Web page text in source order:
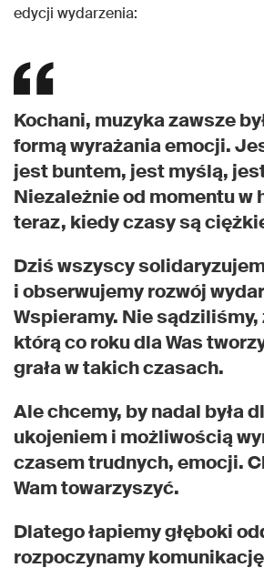
edycji wydarzenia:
Kochani, muzyka zawsze
formą wyrażania emocji.
jest buntem, jest myślą,
Niezależnie od momentu w
teraz, kiedy czasy są
Dziś wszyscy
i obserwujemy rozwój
Wspieramy. Nie sądziliśmy,
którą co roku dla Was
grała w takich czasach.
Ale chcemy, by nadal była
ukojeniem i możliwością
czasem trudnych, emocji.
Wam towarzyszyć.
Dlatego łapiemy głęboki
rozpoczynamy